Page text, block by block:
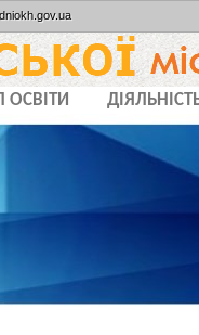
ОСВІТИ